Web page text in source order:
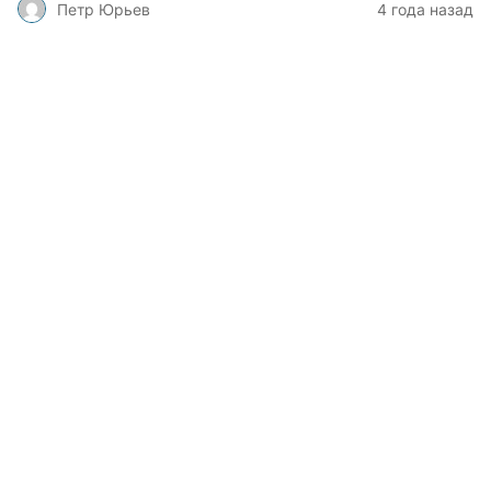
Петр Юрьев 4 года назад